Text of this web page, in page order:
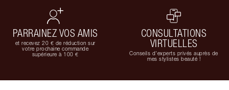
PARRAINEZ VOS AMIS
et recevez 20 € de réduction sur
votre prochaine commande
supérieure à 100 €
CONSULTATIONS
VIRTUELLES
Conseils d'experts privés auprès de
mes stylistes beauté !